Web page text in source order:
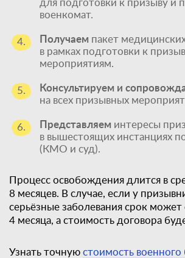
для подготовки к призыву и
военкомат.
4. Получаем пакет
в рамках подготовки к
мероприятиям.
5. Консультируем и
на всех призывных
6. Представляем интересы
в вышестоящих инстанциях
(КМО и суд).
Процесс освобождения длится в
8 месяцев. В случае, если у
серьёзные заболевания срок может
4 месяца, а стоимость договора
Узнать точную стоимость военного